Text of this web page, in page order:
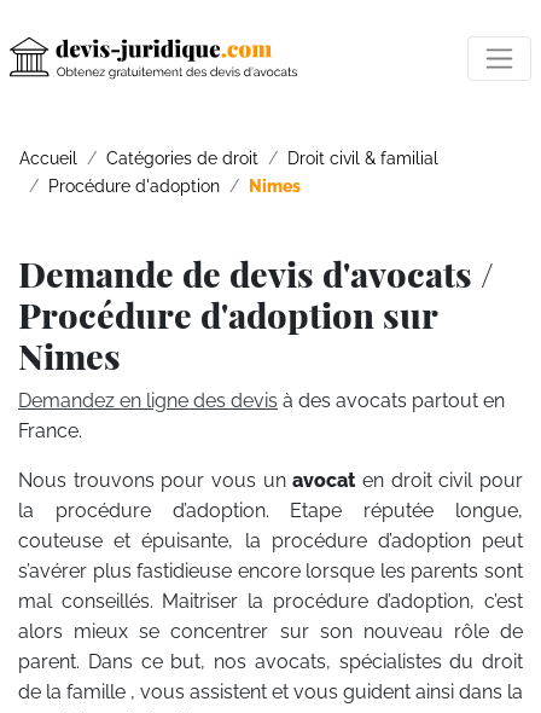
Accueil Catégories de droit
Droit civil & familial
Procédure d'adoption
Nimes
Demande de devis d'avocats /
Procédure d'adoption sur
Nimes
Demandez en ligne des devis à des avocats partout en
France.
Nous trouvons pour vous unavocaten droit civil pour
la procédure d’adoption. Etape réputée longue,
couteuse et épuisante, la procédure d’adoption peut
s’avérer plus fastidieuse encore lorsque les parents sont
mal conseillés. Maitriser la procédure d’adoption, c’est
alors mieux se concentrer sur son nouveau rôle de
parent. Dans ce but, nos avocats, spécialistes du droit
de la famille , vous assistent et vous guident ainsi dans la